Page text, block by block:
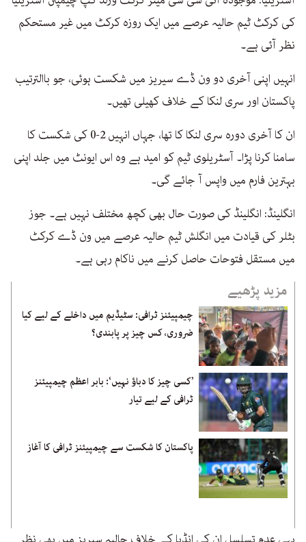
کی کرکٹ ٹیم حالیہ عرصے میں ایک روزہ کرکٹ میں غیر مستحکم
نظر آئی ہے۔
انہیں اپنی آخری دو ون ڈے سیریز میں شکست ہوئی، جو باالترتیب
پاکستان اور سری لنکا کے خلاف کھیلی تھیں۔
ان کا آخری دورہ سری لنکا کا تھا، جہاں انہیں 2-0 کی شکست کا
سامنا کرنا پڑا۔ آسٹریلوی ٹیم کو امید ہے وہ اس ایونٹ میں جلد اپنی
بہترین فارم میں واپس آ جائے گی۔
انگلینڈ: انگلینڈ کی صورت حال بھی کچھ مختلف نہیں ہے۔ جوز
بٹلر کی قیادت میں انگلش ٹیم حالیہ عرصے میں ون ڈے کرکٹ
میں مستقل فتوحات حاصل کرنے میں ناکام رہی ہے۔
مزید پڑھیے
چیمپیئنز ٹرافی: سٹیڈیم میں داخلے کے لیے کیا
ضروری، کس چیز پر پابندی؟
’کسی چیز کا دباؤ نہیں‘: بابر اعظم چیمپیئنز
ٹرافی کے لیے تیار
پاکستان کا شکست سے چیمپیئنز ٹرافی کا آغاز